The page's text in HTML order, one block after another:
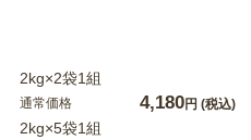
2kg×2袋1組
通常価格 4,180円 (税込)
2kg×5袋1組